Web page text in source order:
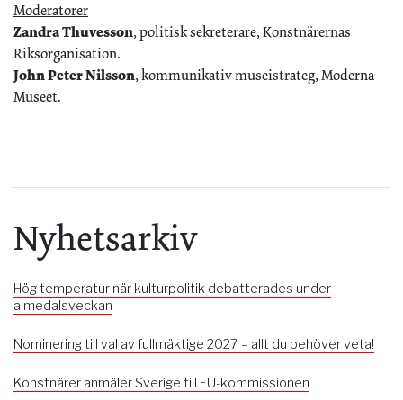
Moderatorer
Zandra Thuvesson, politisk sekreterare, Konstnärernas
Riksorganisation.
John Peter Nilsson, kommunikativ museistrateg, Moderna
Museet.
Nyhetsarkiv
Hög temperatur när kulturpolitik debatterades under
almedalsveckan
Nominering till val av fullmäktige 2027 – allt du behöver veta!
Konstnärer anmäler Sverige till EU-kommissionen